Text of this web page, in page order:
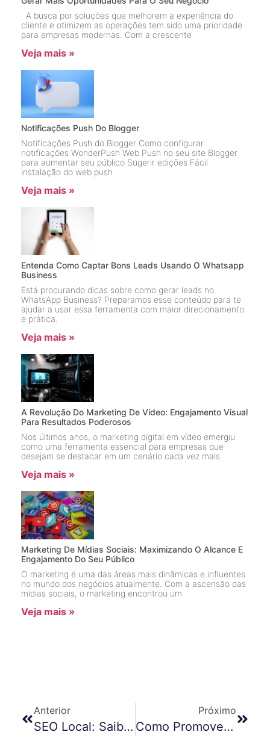
A busca por soluções que melhorem a experiência do
cliente e otimizem as operações tem sido uma prioridade
para empresas modernas. Com a crescente
Veja mais »
Notificações Push Do Blogger
Notificações Push do Blogger Como configurar
notificações WonderPush Web Push no seu site Blogger
para aumentar seu público Sugerir edições Fácil
instalação do web push
Veja mais »
Entenda Como Captar Bons Leads Usando O Whatsapp
Business
Está procurando dicas sobre como gerar leads no
WhatsApp Business? Preparamos esse conteúdo para te
ajudar a usar essa ferramenta com maior direcionamento
e prática.
Veja mais »
A Revolução Do Marketing De Vídeo: Engajamento Visual
Para Resultados Poderosos
Nos últimos anos, o marketing digital em vídeo emergiu
como uma ferramenta essencial para empresas que
desejam se destacar em um cenário cada vez mais
Veja mais »
Marketing De Mídias Sociais: Maximizando O Alcance E
Engajamento Do Seu Público
O marketing é uma das áreas mais dinâmicas e influentes
no mundo dos negócios atualmente. Com a ascensão das
mídias sociais, o marketing encontrou um
Veja mais »
Anterior
SEO Local: Saiba Como Trabalhar O Seu
Próximo
Como Promover A Acessibilidade Digital Em Seu Negócio?